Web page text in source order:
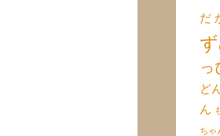
だ
っ
ど
ん
ちゃ